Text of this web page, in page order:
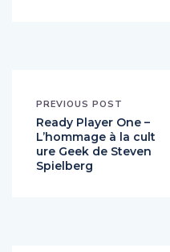
PREVIOUS POST
Ready Player One –
L’hommage à la cult
ure Geek de Steven
Spielberg